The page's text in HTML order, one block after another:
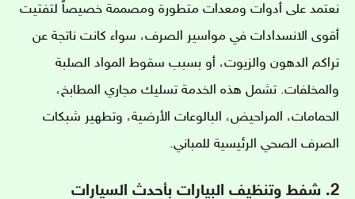
نعتمد على أدوات ومعدات متطورة ومصممة خصيصاً لتفتيت
أقوى الانسدادات في مواسير الصرف، سواء كانت ناتجة عن
تراكم الدهون والزيوت، أو بسبب سقوط المواد الصلبة
والمخلفات. تشمل هذه الخدمة تسليك مجاري المطابخ،
الحمامات، المراحيض، البالوعات الأرضية، وتطهير شبكات
الصرف الصحي الرئيسية للمباني.
2. شفط وتنظيف البيارات بأحدث السيارات